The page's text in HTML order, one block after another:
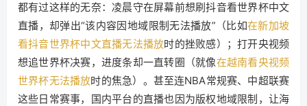
都有过这样的无奈：凌晨守在屏幕前想刷抖音看世界杯中文
直播，却弹出“该内容因地域限制无法播放”（比如在新加坡
看抖音世界杯中文直播无法播放时的挫败感）；打开央视频
想追世界杯决赛，进度条却一直转圈（就像在越南看央视频
世界杯无法播放时的焦急）。甚至连NBA常规赛、中超联赛
这些日常赛事，国内平台的直播也因为版权地域限制，让海